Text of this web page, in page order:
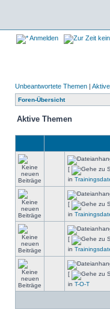
Anmelden
Unbeantwortete Themen |
Foren-Übersicht
Aktive Themen
[
in
[
in
[
in
[
in T-O-T